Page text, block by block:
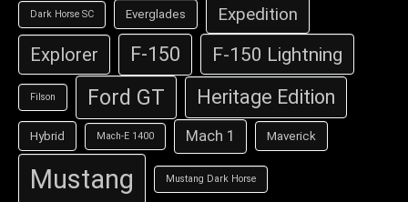
Dark Horse SC Everglades Expedition
Explorer F-150 F-150 Lightning
Filson Ford GT Heritage Edition
Hybrid Mach-E 1400 Mach 1 Maverick
Mustang Mustang Dark Horse